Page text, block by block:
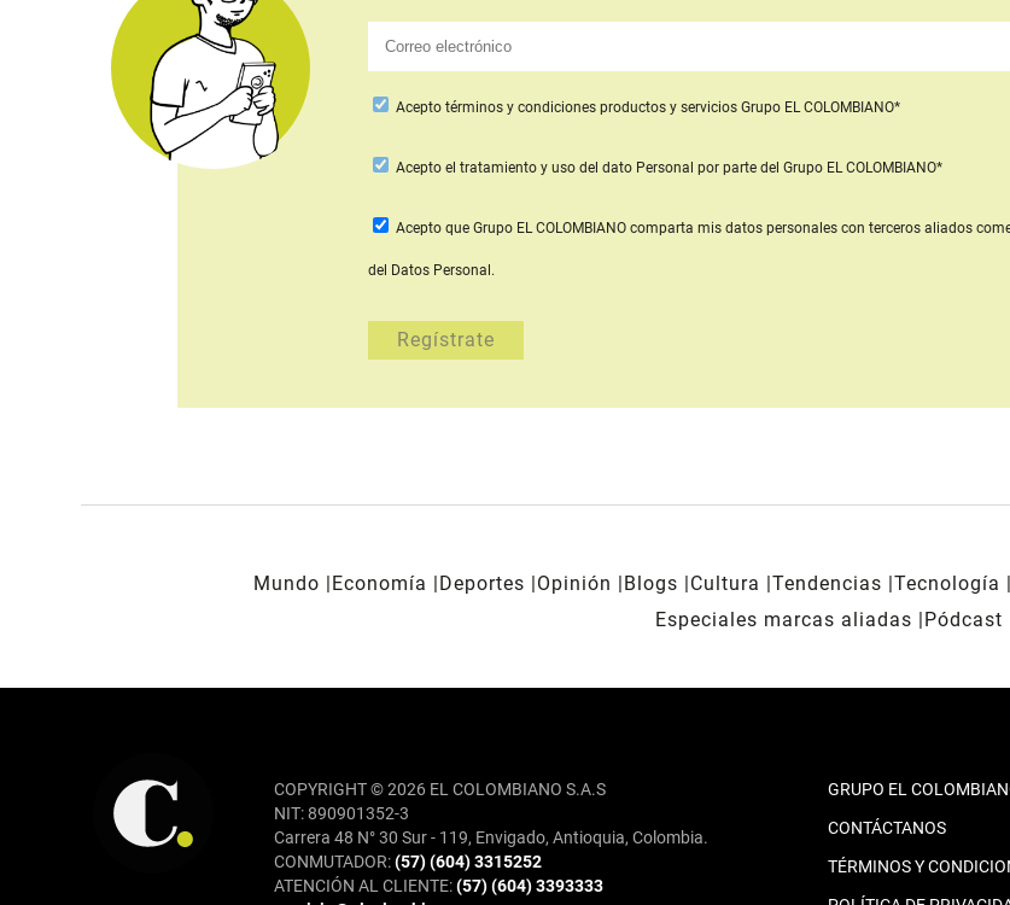
Acepto términos y condiciones productos y servicios Grupo EL COLOMBIANO*
Aceptoel tratamiento y uso del dato Personal por parte del Grupo EL COLOMBIANO*
Acepto que Grupo EL COLOMBIANO comparta mis datos personales con terceros aliados
del Datos Personal.
Mundo Economía Deportes Opinión Blogs Cultura Tendencias Tecnología
Especiales marcas aliadas
Pódcast
COPYRIGHT © 2026 EL COLOMBIANO S.A.S
NIT: 890901352-3
Carrera 48 N° 30 Sur - 119, Envigado, Antioquia, Colombia.
CONMUTADOR:(57) (604) 3315252
ATENCIÓN AL CLIENTE:(57) (604) 3393333
GRUPO EL
CONTÁCTANOS
TÉRMINOS Y